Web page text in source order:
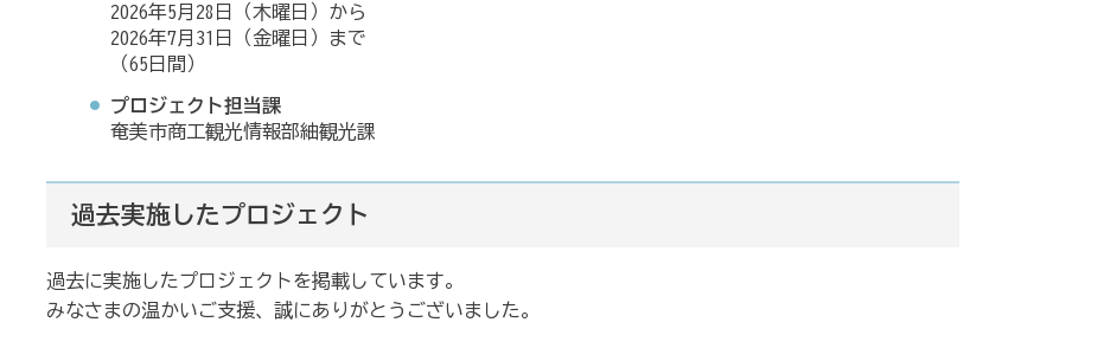
2026年5月28日（木曜日）から
2026年7月31日（金曜日）まで
（65日間）
プロジェクト担当課
奄美市商工観光情報部紬観光課
過去実施したプロジェクト
過去に実施したプロジェクトを掲載しています。
みなさまの温かいご支援、誠にありがとうございました。